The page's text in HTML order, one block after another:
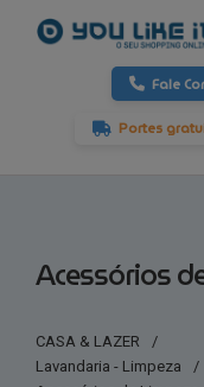
Fale
Portes
Acessórios
CASA & LAZER
/
Lavandaria - Limpeza
/